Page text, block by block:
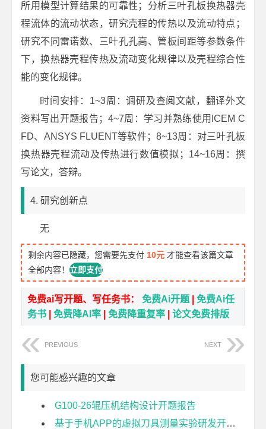
所用模型计算结果的可靠性；分析三叶孔板换热器壳
程流体的流动状态，研究壳程的传热以及流动特点；
研究不同雷诺数、三叶孔孔高、管板间距等参数条件
下，换热器壳程传热及流动变化规律以及壳程综合性
能的变化规律。
时间安排：1~3周：调研及查阅文献，翻译外文
资料写出开题报告；4~7周：学习并熟练使用ICEM C
FD、ANSYS FLUENT等软件；8~13周：对三叶孔板
换热器壳程流动及传热进行数值模拟；14~16周：撰
写论文，答辩。
4. 研究创新点
无
剩余内容已隐藏，您需要先支付 10元 才能查看该篇文章
全部内容！立即支付
免费ai写开题、写任务书：免费Ai开题 |免费Ai任
务书 |免费降AI率 |免费降重复率 |论文免费排版
PREVIOUS NEXT
您可能感兴趣的文章
G100-26辊压机结构设计开题报告
基于手机APP的虚拟刀具测量实验研发开题报告